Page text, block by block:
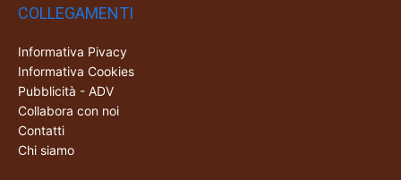
COLLEGAMENTI
Informativa Pivacy
Informativa Cookies
Pubblicità - ADV
Collabora con noi
Contatti
Chi siamo